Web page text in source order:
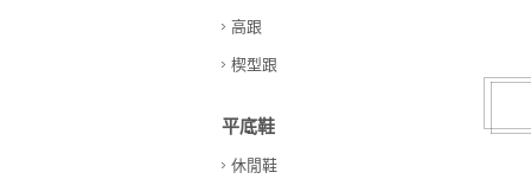
高跟
楔型跟
平底鞋
休閒鞋